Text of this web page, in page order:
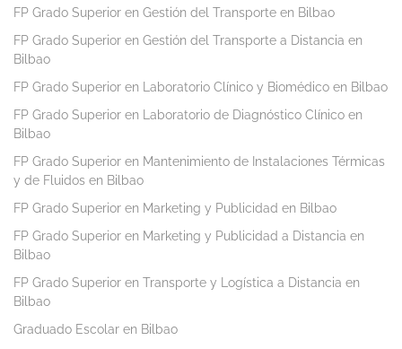
FP Grado Superior en Gestión del Transporte en Bilbao
FP Grado Superior en Gestión del Transporte a Distancia en
Bilbao
FP Grado Superior en Laboratorio Clínico y Biomédico en Bilbao
FP Grado Superior en Laboratorio de Diagnóstico Clínico en
Bilbao
FP Grado Superior en Mantenimiento de Instalaciones Térmicas
y de Fluidos en Bilbao
FP Grado Superior en Marketing y Publicidad en Bilbao
FP Grado Superior en Marketing y Publicidad a Distancia en
Bilbao
FP Grado Superior en Transporte y Logística a Distancia en
Bilbao
Graduado Escolar en Bilbao